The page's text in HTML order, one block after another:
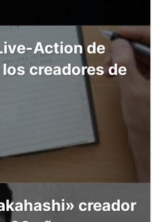
Action de
creadores de
creador